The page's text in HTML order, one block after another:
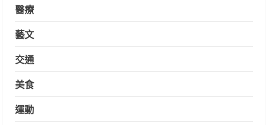
醫療
藝文
交通
美食
運動